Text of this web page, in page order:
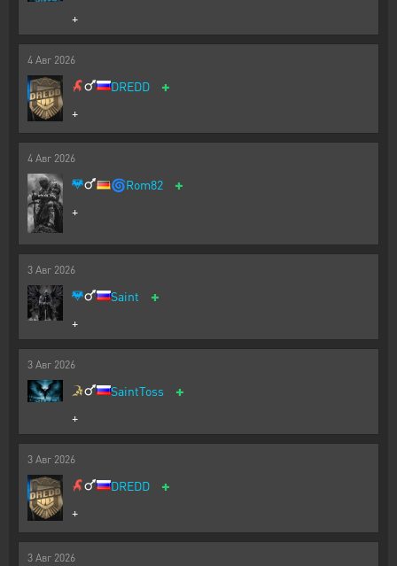
+
4 Авг 2026
DREDD +
+
4 Авг 2026
🌀Rom82 +
+
3 Авг 2026
Saint +
+
3 Авг 2026
SaintToss +
+
3 Авг 2026
DREDD +
+
3 Авг 2026